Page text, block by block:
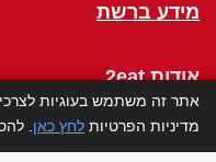
מידע ברשת
אודות 2eat
אתר זה משתמש בעוגיות
מדיניות הפרטיות לחץ כאן .